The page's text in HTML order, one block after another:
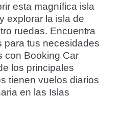
esta magnífica isla
explorar la isla de
ruedas. Encuentra
para tus necesidades
con Booking Car
los principales
tienen vuelos diarios
en las Islas